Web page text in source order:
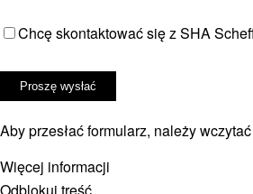
Chcę skontaktować się z SHA
Bitte
füllen
dieses
Feld
nicht
Aby przesłać formularz, należy
Więcej informacji
Odblokuj treść